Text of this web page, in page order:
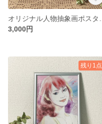
3,000円
残り1点